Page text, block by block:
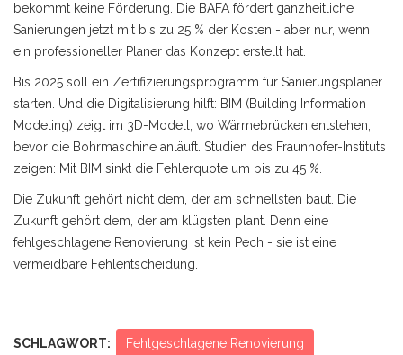
bekommt keine Förderung. Die BAFA fördert ganzheitliche
Sanierungen jetzt mit bis zu 25 % der Kosten - aber nur, wenn
ein professioneller Planer das Konzept erstellt hat.
Bis 2025 soll ein Zertifizierungsprogramm für Sanierungsplaner
starten. Und die Digitalisierung hilft: BIM (Building Information
Modeling) zeigt im 3D-Modell, wo Wärmebrücken entstehen,
bevor die Bohrmaschine anläuft. Studien des Fraunhofer-Instituts
zeigen: Mit BIM sinkt die Fehlerquote um bis zu 45 %.
Die Zukunft gehört nicht dem, der am schnellsten baut. Die
Zukunft gehört dem, der am klügsten plant. Denn eine
fehlgeschlagene Renovierung ist kein Pech - sie ist eine
vermeidbare Fehlentscheidung.
SCHLAGWORT: Fehlgeschlagene Renovierung